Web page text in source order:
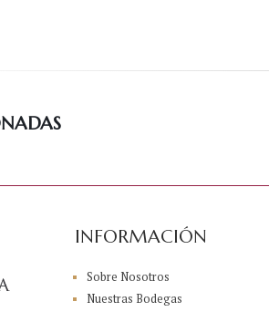
INFORMACIÓN
Sobre Nosotros
Nuestras Bodegas